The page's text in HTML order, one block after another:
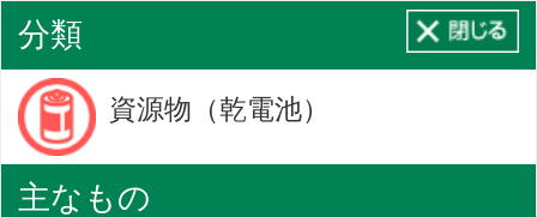
分類
資源物（乾電池）
主なもの